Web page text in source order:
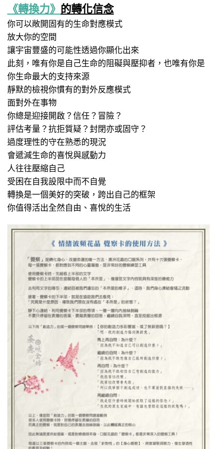
《轉換力》 的轉化信念
你可以敞開固有的生命對應模式
放大你的空間
讓宇宙豐盛的可能性透過你顯化出來
此刻，唯有你是自己生命的阻礙與壓抑者，也唯有你是
你生命最大的支持來源
靜默的檢視你慣有的對外反應模式
面對外在事物
你總是迎接開啟？信任？冒險？
評估考量？抗拒質疑？封閉亦或固守？
過度理性的守在熟悉的現況
會遞減生命的喜悅與感動力
人往往壓縮自己
受困在自我設限中而不自覺
轉換是一個美好的突破，跨出自己的框架
你值得活出全然自由、喜悅的生活